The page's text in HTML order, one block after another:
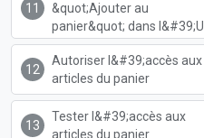
&quot;Ajouter au
panier&quot; dans l&#39;UI
Autoriser l&#39;accès aux
articles du panier
Tester l&#39;accès aux
articles du panier